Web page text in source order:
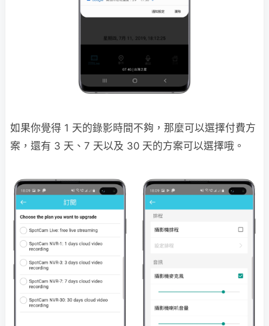
如果你覺得 1 天的錄影時間不夠，那麼可以選擇付費方
案，還有 3 天、7 天以及 30 天的方案可以選擇哦。